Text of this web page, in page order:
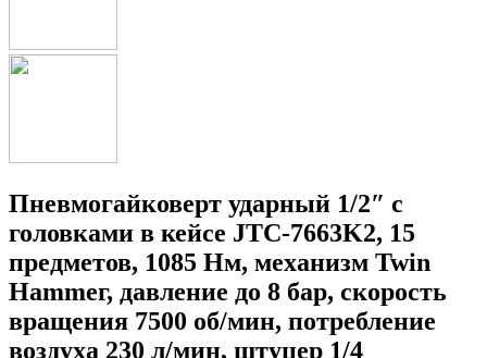
Пневмогайковерт ударный 1/2″ с
головками в кейсе JTC-7663K2, 15
предметов, 1085 Нм, механизм Twin
Hammeг, давление до 8 бар, скорость
вращения 7500 об/мин, потребление
воздуха 230 л/мин, штуцер 1/4